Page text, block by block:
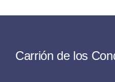
Carrión de los